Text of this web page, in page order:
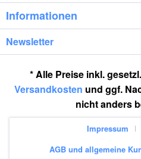
Informationen
Newsletter
* Alle Preise inkl.
Versandkosten und ggf.
nicht anders
Impressum
AGB und allgemeine